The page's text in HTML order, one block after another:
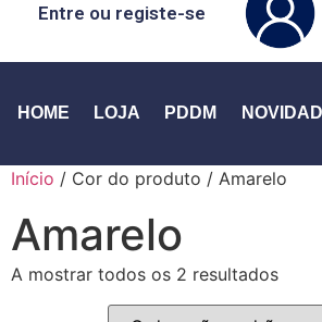
Entre ou registe-se
HOME LOJA PDDM
Início / Cor do produto / Amarelo
Amarelo
A mostrar todos os 2 resultados